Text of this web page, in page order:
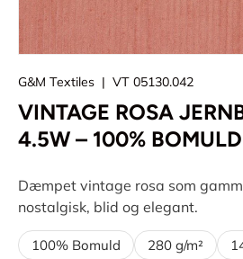
G&M Textiles | VT 05130.042
VINTAGE ROSA
4.5W – 100% BOMULD
Dæmpet vintage rosa som
nostalgisk, blid og elegant.
100% Bomuld 280 g/m²